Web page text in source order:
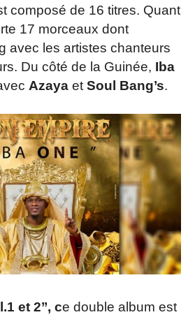
composé de 16 titres. Quant
17 morceaux dont
avec les artistes chanteurs
Du côté de la Guinée, Iba
Azaya et Soul Bang’s.
et 2’’, ce double album est